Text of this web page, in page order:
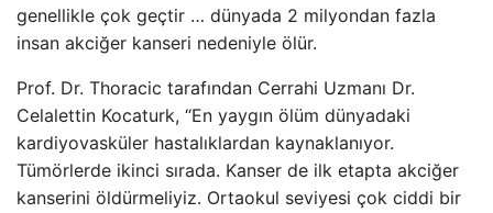
genellikle çok geçtir … dünyada 2 milyondan fazla
insan akciğer kanseri nedeniyle ölür.
Prof. Dr. Thoracic tarafından Cerrahi Uzmanı Dr.
Celalettin Kocaturk, “En yaygın ölüm dünyadaki
kardiyovasküler hastalıklardan kaynaklanıyor.
Tümörlerde ikinci sırada. Kanser de ilk etapta akciğer
kanserini öldürmeliyiz. Ortaokul seviyesi çok ciddi bir